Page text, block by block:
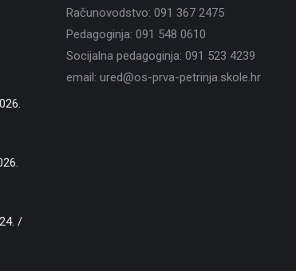
/
Računovodstvo: 091 367 2475
Pedagoginja: 091 548 0610
Socijalna pedagoginja: 091 523 4239
email: ured@os-prva-petrinja.skole.hr